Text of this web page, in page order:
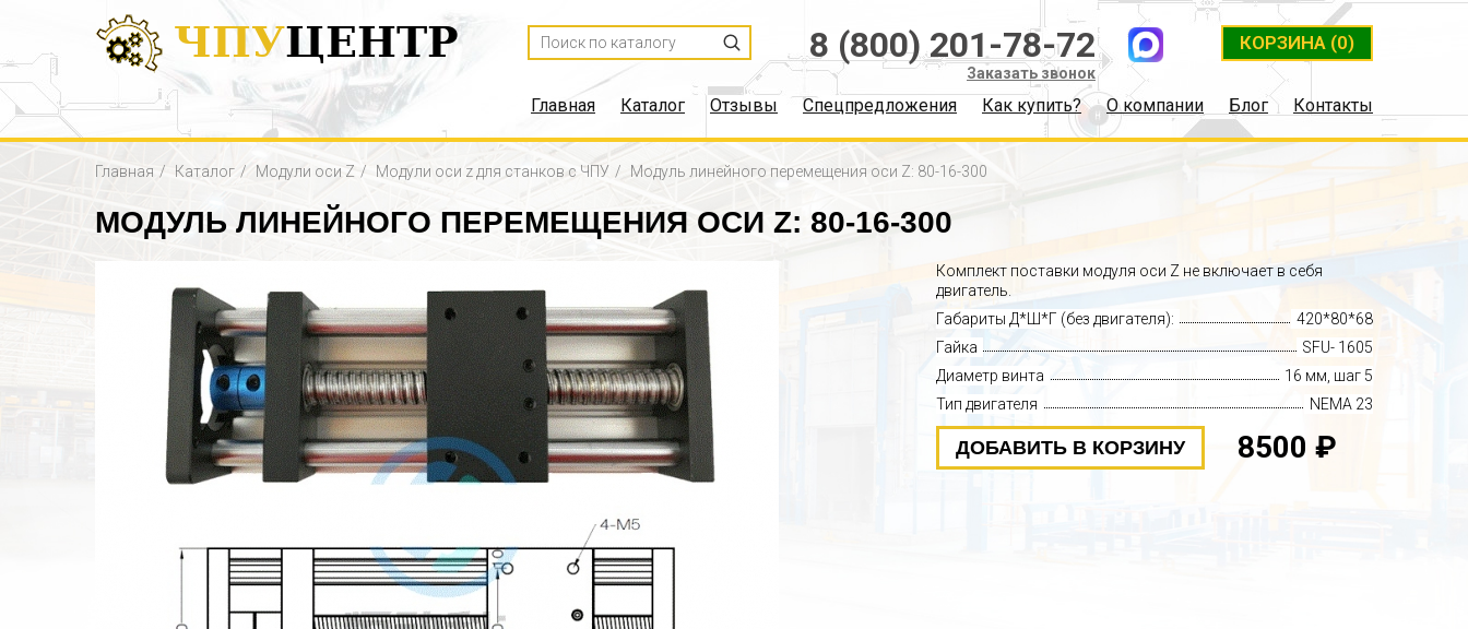
ЧПУЦЕНТР 8 (800) 201-78-72
Заказать звонок
КОРЗИНА (0)
Главная Каталог Отзывы Спецпредложения Как купить? О компании Блог Контакты
Главная Каталог Модули оси Z Модули оси z для станков с ЧПУ Модуль линейного перемещения оси Z: 80-16-300
МОДУЛЬ ЛИНЕЙНОГО ПЕРЕМЕЩЕНИЯ ОСИ Z: 80-16-300
Комплект поставки модуля оси Z не включает в себя
двигатель.
Габариты Д*Ш*Г (без двигателя):
420*80*68
Гайка
SFU- 1605
Диаметр винта
16 мм, шаг 5
Тип двигателя
NEMA 23
ДОБАВИТЬ В КОРЗИНУ 8500 ₽